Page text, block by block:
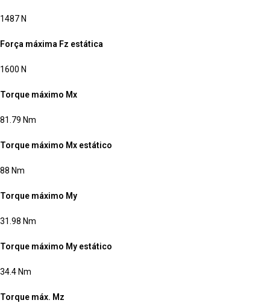
1487 N
Força máxima Fz estática
1600 N
Torque máximo Mx
81.79 Nm
Torque máximo Mx estático
88 Nm
Torque máximo My
31.98 Nm
Torque máximo My estático
34.4 Nm
Torque máx. Mz